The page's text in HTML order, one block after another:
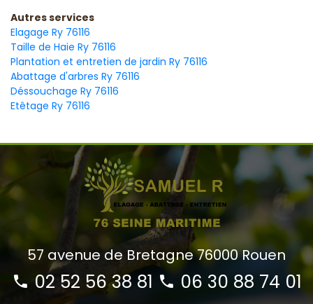
Autres services
Elagage Ry 76116
Taille de Haie Ry 76116
Plantation et entretien de jardin Ry 76116
Abattage d'arbres Ry 76116
Déssouchage Ry 76116
Etêtage Ry 76116
57 avenue de Bretagne 76000 Rouen
02 52 56 38 81 06 30 88 74 01